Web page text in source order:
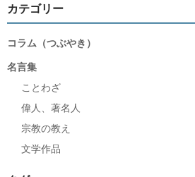
カテゴリー
コラム（つぶやき）
名言集
ことわざ
偉人、著名人
宗教の教え
文学作品